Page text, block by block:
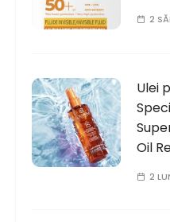
2
Ulei
Oil
2